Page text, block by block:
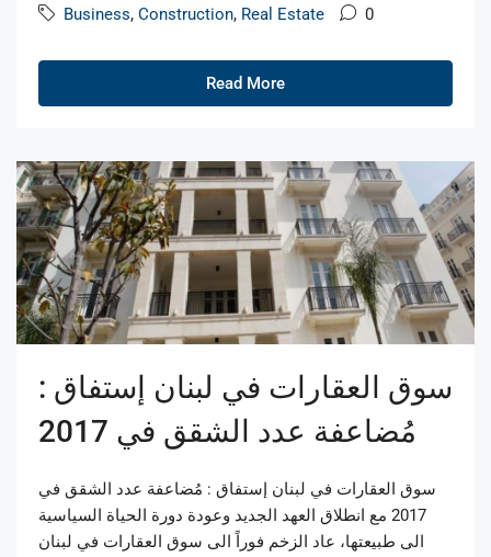
Business, Construction, Real Estate 0
Read More
سوق العقارات في لبنان إستفاق :
مُضاعفة عدد الشقق في 2017
سوق العقارات في لبنان إستفاق : مُضاعفة عدد الشقق في
2017 مع انطلاق العهد الجديد وعودة دورة الحياة السياسية
الى طبيعتها، عاد الزخم فوراً الى سوق العقارات في لبنان